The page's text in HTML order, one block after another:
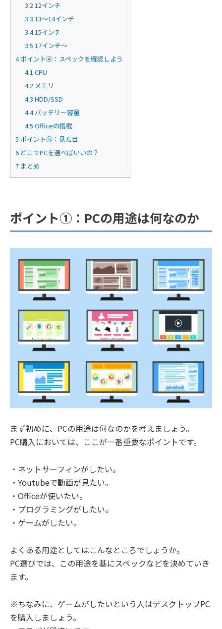
3.212インチ
3.3 13～14インチ
3.415インチ
3.5 17インチ～
4ポイント④：スペックを確認しよう
4.1 CPU
4.2 メモリ
4.3 HDD/SSD
4.4バッテリー容量
4.5 Officeの搭載
5 ポイント⑤：見た目
6 どこでPCを選べばいいの？
7 まとめ
ポイント①：PCの用途は何なのか
まず初めに、PCの用途は何なのかを考えましょう。
PC購入においては、ここが一番重要なポイントです。
・ネットサーフィンがしたい。
・Youtubeで動画が見たい。
・Officeが使いたい。
・プログラミングがしたい。
・ゲームがしたい。
よくある用途としてはこんなところでしょうか。
PC選びでは、この用途を基にスペックなどを決めていき
ます。
※ちなみに、ゲームがしたいという人はデスクトップPC
を購入しましょう。